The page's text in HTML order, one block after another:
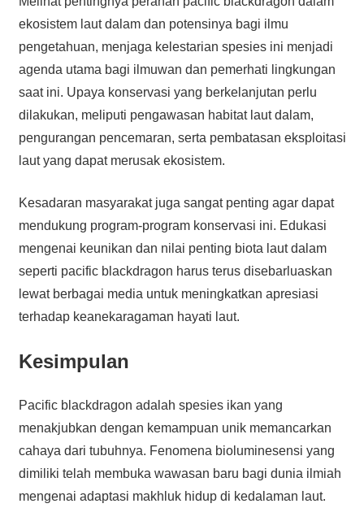
ekosistem laut dalam dan potensinya bagi ilmu
pengetahuan, menjaga kelestarian spesies ini menjadi
agenda utama bagi ilmuwan dan pemerhati lingkungan
saat ini. Upaya konservasi yang berkelanjutan perlu
dilakukan, meliputi pengawasan habitat laut dalam,
pengurangan pencemaran, serta pembatasan eksploitasi
laut yang dapat merusak ekosistem.
Kesadaran masyarakat juga sangat penting agar dapat
mendukung program-program konservasi ini. Edukasi
mengenai keunikan dan nilai penting biota laut dalam
seperti pacific blackdragon harus terus disebarluaskan
lewat berbagai media untuk meningkatkan apresiasi
terhadap keanekaragaman hayati laut.
Kesimpulan
Pacific blackdragon adalah spesies ikan yang
menakjubkan dengan kemampuan unik memancarkan
cahaya dari tubuhnya. Fenomena bioluminesensi yang
dimiliki telah membuka wawasan baru bagi dunia ilmiah
mengenai adaptasi makhluk hidup di kedalaman laut.